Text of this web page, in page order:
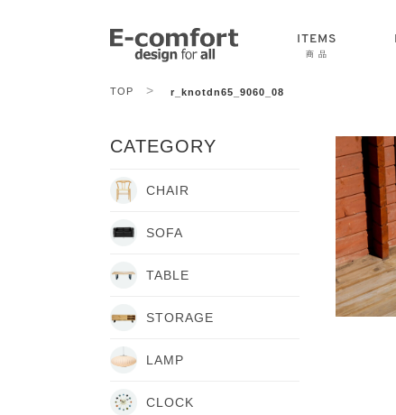
ITEMS
商 品
TOP > r_knotdn65_9060_08
CATEGORY
CHAIR
SOFA
TABLE
STORAGE
LAMP
CLOCK